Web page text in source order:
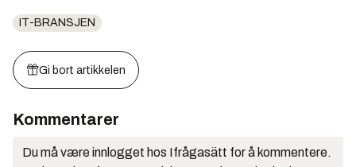
IT-BRANSJEN
Gi bort artikkelen
Kommentarer
Du må være innlogget hos Ifrågasätt for å kommentere.